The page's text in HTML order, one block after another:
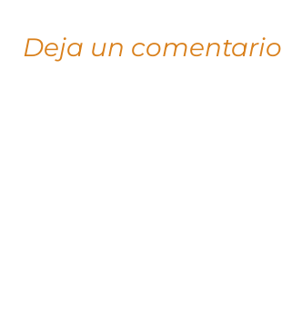
Deja un comentario